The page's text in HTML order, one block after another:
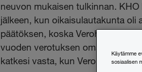
neuvon mukaisen tulkinnan.
jälkeen, kun oikaisulautakunta oli
päätöksen, koska Verohallinto oli
vuoden verotuksen oman
katkesi vasta, kun Verohallinto
Käytämme
sosiaalisen